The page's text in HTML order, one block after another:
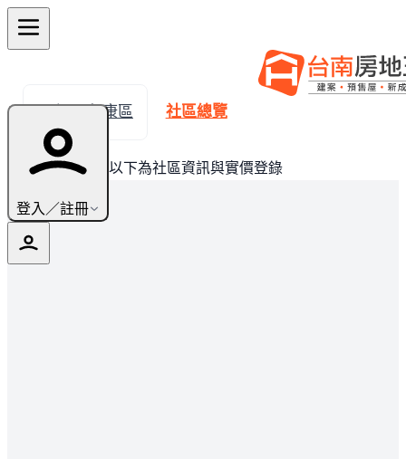
登入／註冊
← 返回永康區 社區總覽
此建案已完銷，以下為社區資訊與實價登錄